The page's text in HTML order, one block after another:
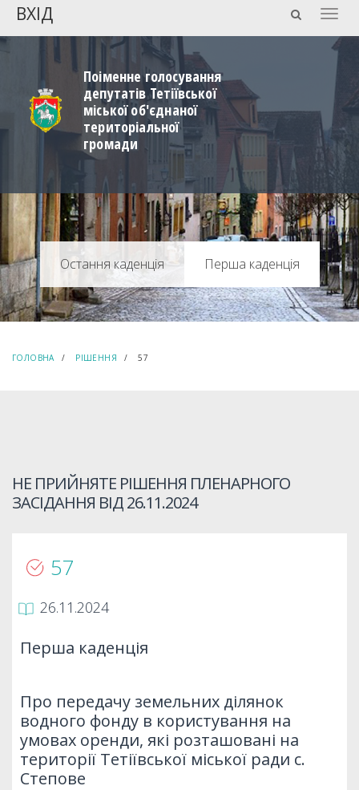
ВХІД
Поіменне голосування
депутатів Тетіївської
міської об'єднаної
територіальної
громади
Перша каденція
ГОЛОВНА РІШЕННЯ 57
НЕ ПРИЙНЯТЕ РІШЕННЯ ПЛЕНАРНОГО
ЗАСІДАННЯ ВІД26.11.2024
57
26.11.2024
Перша каденція
Про передачу земельних ділянок
водного фонду в користування на
умовах оренди, які розташовані на
території Тетіївської міської ради с.
Степове